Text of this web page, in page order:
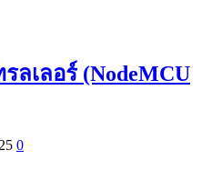
ลเลอร์ (NodeMCU
0